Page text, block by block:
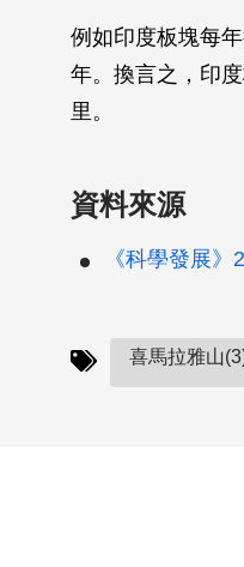
例如印度板塊每
年。換言之，印
里。
資料來源
《科學發展
喜馬拉雅山